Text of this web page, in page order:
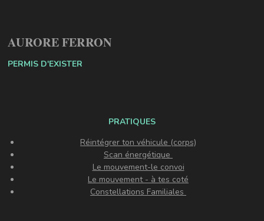
AURORE FERRON
PERMIS D'EXISTER
PRATIQUES
Réintégrer ton véhicule (corps)
Scan énergétique
Le mouvement-le convoi
Le mouvement - à tes coté
Constellations Familiales